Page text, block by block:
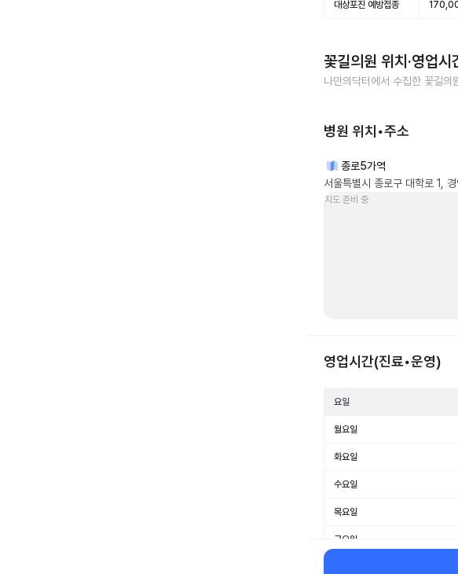
대상포진 예방접종
꽃길의원 위치·영업시
나만의닥터에서 수집한 꽃길의
병원 위치•주소
종로5가역
서울특별시 종로구 대학로 1,
지도 준비 중
영업시간(진료•운영)
요일
월요일
화요일
수요일
목요일
금요일